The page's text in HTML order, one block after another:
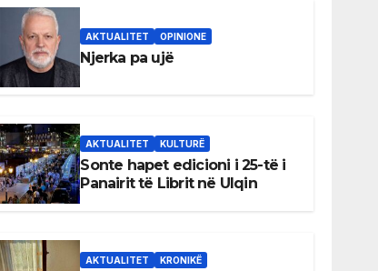
AKTUALITET OPINIONE
Njerka pa ujë
AKTUALITET KULTURË
Sonte hapet edicioni i 25-të i
Panairit të Librit në Ulqin
AKTUALITET KRONIKË